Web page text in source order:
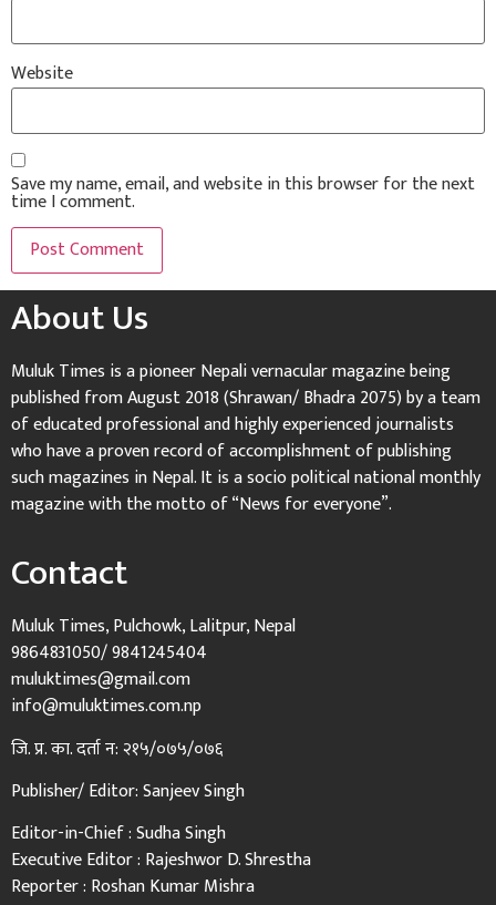
Website
Save my name, email, and website in this browser for the next
time I comment.
About Us
Muluk Times is a pioneer Nepali vernacular magazine being
published from August 2018 (Shrawan/ Bhadra 2075) by a team
of educated professional and highly experienced journalists
who have a proven record of accomplishment of publishing
such magazines in Nepal. It is a socio political national monthly
magazine with the motto of “News for everyone”.
Contact
Muluk Times, Pulchowk, Lalitpur, Nepal
9864831050/ 9841245404
muluktimes@gmail.com
info@muluktimes.com.np
जि. प्र. का. दर्ता न: २१५/०७५/०७६
Publisher/ Editor: Sanjeev Singh
Editor-in-Chief : Sudha Singh
Executive Editor : Rajeshwor D. Shrestha
Reporter : Roshan Kumar Mishra